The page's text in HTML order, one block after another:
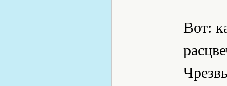
Вот: